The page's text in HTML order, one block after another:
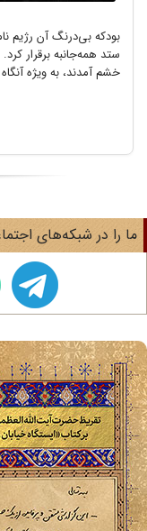
بودکه بی‌درنگ آن رژیم
ستد همه‌جانبه برقرار
خشم آمدند، به ویژه آنگاه
را در شبکه‌های